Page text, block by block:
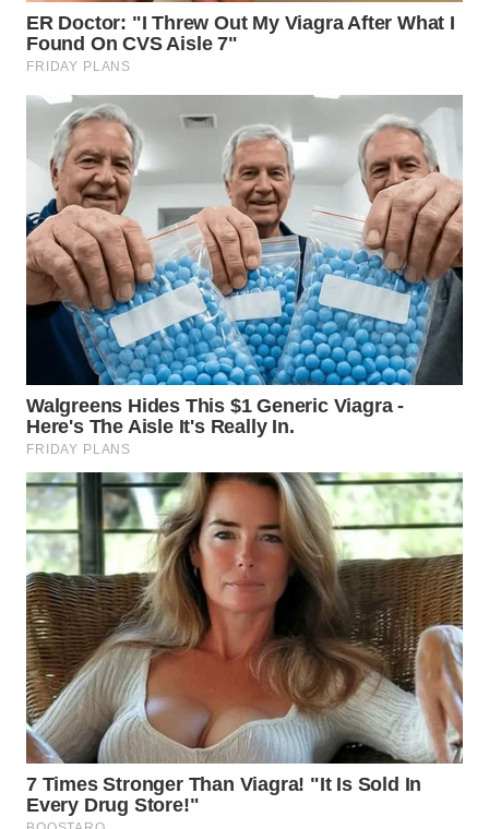
NIAS
LANGKAT
WN
TAPANULI
SELATAN
WN
TANJUNG
LESUNG
WN
KARO
WN
SIMALUNGUN
WN
LABUHANBATU
WN
TAPANULI
TENGAH
WN DELI
SERDANG
WN
TEBING